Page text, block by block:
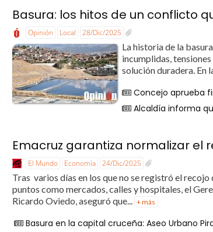
Basura: los hitos de un conflicto
Opinión Local 28/Dic/2025
La historia de la
incumplidas,
solución duradera. En
Concejo aprueba
Alcaldía informa
Emacruz garantiza normalizar el
El Mundo Economía 24/Dic/2025
Tras varios días en los que no se registró el
puntos como mercados, calles y hospitales, el
Ricardo Oviedo, aseguró que... + más
Basura en la capital cruceña: Aseo Urbano